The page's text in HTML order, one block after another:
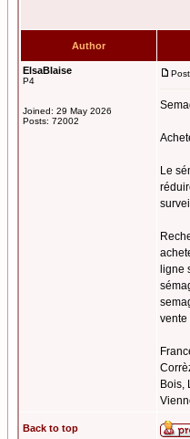
Author
ElsaBlaise
P4
Joined: 29 May 2026
Posts: 72002
Le
ligne
vente
Bois,
Back to top